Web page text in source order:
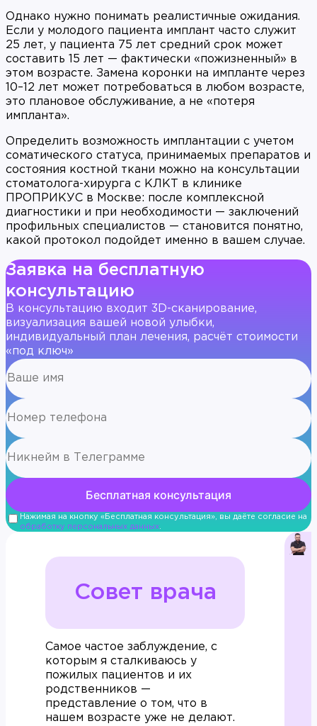
Однако нужно понимать реалистичные ожидания.
Если у молодого пациента имплант часто служит
25 лет, у пациента 75 лет средний срок может
составить 15 лет — фактически «пожизненный» в
этом возрасте. Замена коронки на импланте через
10–12 лет может потребоваться в любом возрасте,
это плановое обслуживание, а не «потеря
импланта».
Определить возможность имплантации с учетом
соматического статуса, принимаемых препаратов и
состояния костной ткани можно на консультации
стоматолога-хирурга с КЛКТ в клинике
ПРОПРИКУС в Москве: после комплексной
диагностики и при необходимости — заключений
профильных специалистов — становится понятно,
какой протокол подойдет именно в вашем случае.
Заявка на бесплатную
консультацию
В консультацию входит 3D-сканирование,
визуализация вашей новой улыбки,
индивидуальный план лечения, расчёт стоимости
«под ключ»
Нажимая на кнопку «Бесплатная консультация», вы даёте согласие на
обработку персональных данных.
Совет врача
Самое частое заблуждение, с
которым я сталкиваюсь у
пожилых пациентов и их
родственников —
представление о том, что в
нашем возрасте уже не делают.